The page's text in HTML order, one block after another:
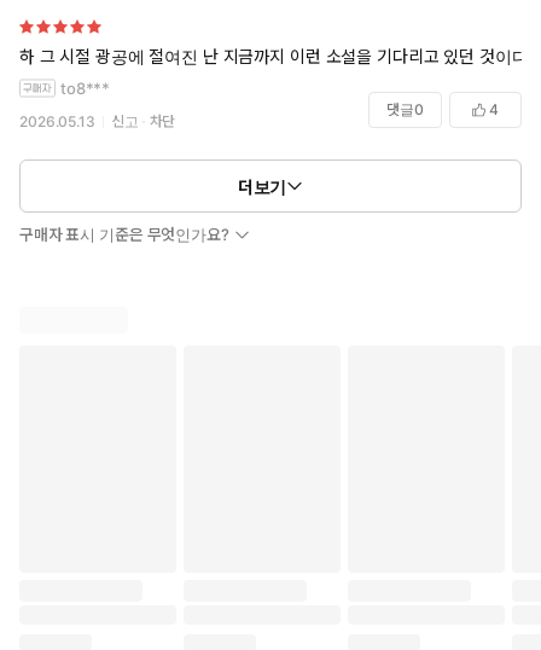
하 그 시절 광공에 절여진 난 지금까지 이런 소설을 기다리고 있던 것이다
to8***
2026.05.13 신고 차단
댓글0 4
더보기
구매자 표시 기준은 무엇인가요?